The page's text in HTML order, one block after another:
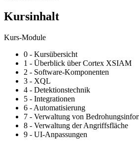
Kursinhalt
Kurs-Module
0 - Kursübersicht
1 - Überblick über Cortex XSIAM
2 - Software-Komponenten
3 - XQL
4 - Detektionstechnik
5 - Integrationen
6 - Automatisierung
7 - Verwaltung von
8 - Verwaltung der Angriffsfläche
9 - UI-Anpassungen